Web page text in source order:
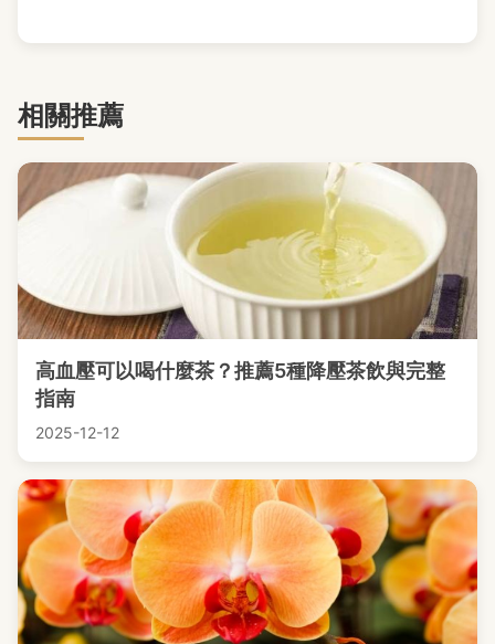
相關推薦
高血壓可以喝什麼茶？推薦5種降壓茶飲與完整
指南
2025-12-12